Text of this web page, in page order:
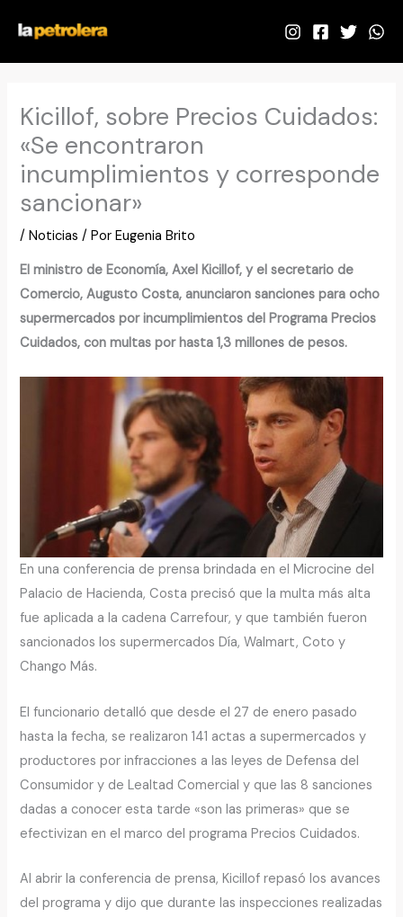
contenido
Kicillof, sobre Precios Cuidados:
«Se encontraron
incumplimientos y corresponde
sancionar»
/Noticias / PorEugenia Brito
El ministro de Economía, Axel Kicillof, y el secretario de
Comercio, Augusto Costa, anunciaron sanciones para ocho
supermercados por incumplimientos del Programa Precios
Cuidados, con multas por hasta 1,3 millones de pesos.
En una conferencia de prensa brindada en el Microcine del
Palacio de Hacienda, Costa precisó que la multa más alta
fue aplicada a la cadena Carrefour, y que también fueron
sancionados los supermercados Día, Walmart, Coto y
Chango Más.
El funcionario detalló que desde el 27 de enero pasado
hasta la fecha, se realizaron 141 actas a supermercados y
productores por infracciones a las leyes de Defensa del
Consumidor y de Lealtad Comercial y que las 8 sanciones
dadas a conocer esta tarde «son las primeras» que se
efectivizan en el marco del programa Precios Cuidados.
Al abrir la conferencia de prensa, Kicillof repasó los avances
del programa y dijo que durante las inspecciones realizadas